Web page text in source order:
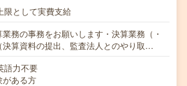
限として実費支給
務の事務をお願いします・決算業務（・
決算資料の提出、監査法人とのやり取…
語力不要
がある方